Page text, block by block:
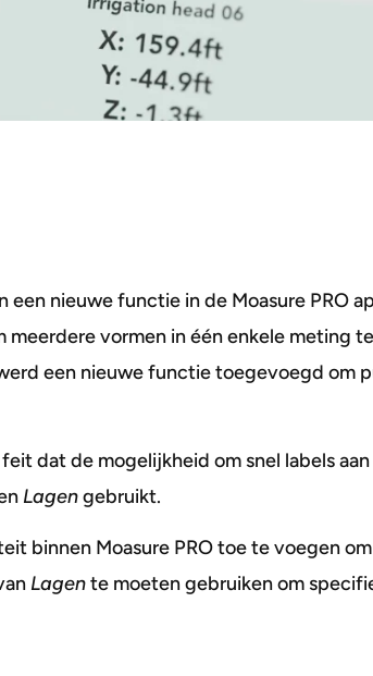
een nieuwe functie in de Moasure PRO
meerdere vormen in één enkele meting
een nieuwe functie toegevoegd om
dat de mogelijkheid om snel labels
Lagengebruikt.
binnen Moasure PRO toe te voegen
Lagente moeten gebruiken om